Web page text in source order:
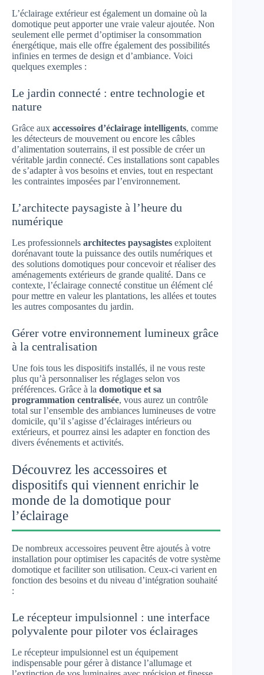
L’éclairage extérieur est également un domaine où la
domotique peut apporter une vraie valeur ajoutée. Non
seulement elle permet d’optimiser la consommation
énergétique, mais elle offre également des possibilités
infinies en termes de design et d’ambiance. Voici
quelques exemples :
Le jardin connecté : entre technologie et
nature
Grâce aux accessoires d’éclairage intelligents, comme
les détecteurs de mouvement ou encore les câbles
d’alimentation souterrains, il est possible de créer un
véritable jardin connecté. Ces installations sont capables
de s’adapter à vos besoins et envies, tout en respectant
les contraintes imposées par l’environnement.
L’architecte paysagiste à l’heure du
numérique
Les professionnels architectes paysagistes exploitent
dorénavant toute la puissance des outils numériques et
des solutions domotiques pour concevoir et réaliser des
aménagements extérieurs de grande qualité. Dans ce
contexte, l’éclairage connecté constitue un élément clé
pour mettre en valeur les plantations, les allées et toutes
les autres composantes du jardin.
Gérer votre environnement lumineux grâce
à la centralisation
Une fois tous les dispositifs installés, il ne vous reste
plus qu’à personnaliser les réglages selon vos
préférences. Grâce à la domotique et sa
programmation centralisée, vous aurez un contrôle
total sur l’ensemble des ambiances lumineuses de votre
domicile, qu’il s’agisse d’éclairages intérieurs ou
extérieurs, et pourrez ainsi les adapter en fonction des
divers événements et activités.
Découvrez les accessoires et
dispositifs qui viennent enrichir le
monde de la domotique pour
l’éclairage
De nombreux accessoires peuvent être ajoutés à votre
installation pour optimiser les capacités de votre système
domotique et faciliter son utilisation. Ceux-ci varient en
fonction des besoins et du niveau d’intégration souhaité
:
Le récepteur impulsionnel : une interface
polyvalente pour piloter vos éclairages
Le récepteur impulsionnel est un équipement
indispensable pour gérer à distance l’allumage et